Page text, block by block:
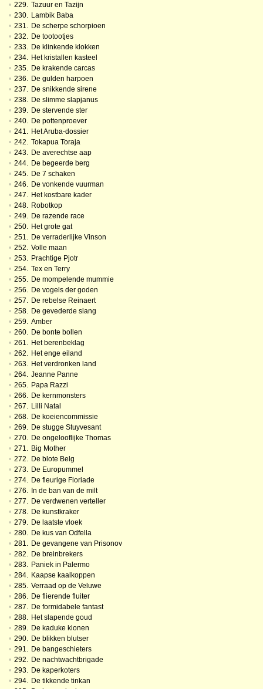
• 229. Tazuur en Tazijn
• 230. Lambik Baba
• 231. De scherpe schorpioen
• 232. De tootootjes
• 233. De klinkende klokken
• 234. Het kristallen kasteel
• 235. De krakende carcas
• 236. De gulden harpoen
• 237. De snikkende sirene
• 238. De slimme slapjanus
• 239. De stervende ster
• 240. De pottenproever
• 241. Het Aruba-dossier
• 242. Tokapua Toraja
• 243. De averechtse aap
• 244. De begeerde berg
• 245. De 7 schaken
• 246. De vonkende vuurman
• 247. Het kostbare kader
• 248. Robotkop
• 249. De razende race
• 250. Het grote gat
• 251. De verraderlijke Vinson
• 252. Volle maan
• 253. Prachtige Pjotr
• 254. Tex en Terry
• 255. De mompelende mummie
• 256. De vogels der goden
• 257. De rebelse Reinaert
• 258. De gevederde slang
• 259. Amber
• 260. De bonte bollen
• 261. Het berenbeklag
• 262. Het enge eiland
• 263. Het verdronken land
• 264. Jeanne Panne
• 265. Papa Razzi
• 266. De kernmonsters
• 267. Lilli Natal
• 268. De koeiencommissie
• 269. De stugge Stuyvesant
• 270. De ongelooflijke Thomas
• 271. Big Mother
• 272. De blote Belg
• 273. De Europummel
• 274. De fleurige Floriade
• 276. In de ban van de milt
• 277. De verdwenen verteller
• 278. De kunstkraker
• 279. De laatste vloek
• 280. De kus van Odfella
• 281. De gevangene van Prisonov
• 282. De breinbrekers
• 283. Paniek in Palermo
• 284. Kaapse kaalkoppen
• 285. Verraad op de Veluwe
• 286. De flierende fluiter
• 287. De formidabele fantast
• 288. Het slapende goud
• 289. De kaduke klonen
• 290. De blikken blutser
• 291. De bangeschieters
• 292. De nachtwachtbrigade
• 293. De kaperkoters
• 294. De tikkende tinkan